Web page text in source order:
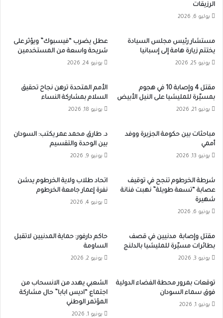
الرزيقات
يوليو 6, 2026
مستشار رئيس مجلس السيادة
يختتم زيارة هامة إلى إسبانيا
يونيو 25, 2026
عطل يضرب “فيسبوك” ويؤثر على
شريحة واسعة من المستخدمين
يونيو 24, 2026
مقتل 4 وإصابة 10 في هجوم
بمسيّرة للمليشيا على النيل الأبيض
يونيو 21, 2026
الأمم المتحدة ترهن نجاح تحقيق
السلام بمشاركة النساء
يونيو 18, 2026
مباحثات بين حكومة الجزيرة ووفد
أممي
يونيو 13, 2026
د. طارق محمد عمر يكتب: السودان
بين الوحدة والتقسيم
يونيو 9, 2026
شرطة الخرطوم تنجح في توقيف
عصابة “تسعة طويلة” نهبت فنانة
شهيرة
يونيو 6, 2026
اتحاد طلاب ولاية الخرطوم يدشن
نفرة إعمار جامعة الخرطوم
يونيو 4, 2026
مقتل وإصابة مدنيين في قصف
بطائرات مسيّرة للمليشيا بالدلنج
يونيو 3, 2026
حاكم دارفور: حماية المدنيين لاتقبل
الساومة
يونيو 2, 2026
توقعات بمرور محطة الفضاء الدولية
فوق سماء السودان
يونيو 1, 2026
الشعبي يهدد من الانسحاب من
اجتماع “اديس ابابا” حال مشاركة
المؤتمر الوطني
يونيو 1, 2026